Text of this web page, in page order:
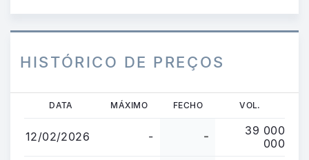
HISTÓRICO DE PREÇOS
Passar
o
DATA MÁXIMO FECHO VOL.
12/02/2026 - -
39 000
000